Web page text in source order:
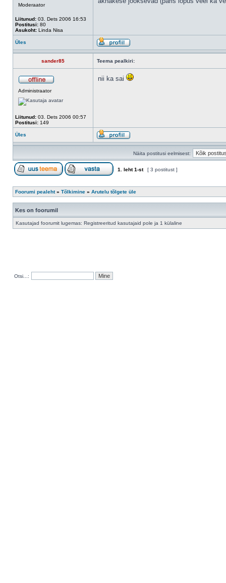
Moderaator
Liitunud: 03. Dets 2006 16:53
Postitusi: 80
Asukoht: Linda Nisa
Üles
sander85 Teema pealkiri:
Administraator
Liitunud: 03. Dets 2006 00:57
Postitusi: 149
nii ka sai
Üles
Näita postitusi eelmisest:
1 . leht1-st [ 3 postitust ]
Foorumi pealeht» Tõlkimine » Arutelu tõlgete üle
Kes on foorumil
Kasutajad foorumit lugemas: Registreeritud kasutajaid pole ja 1 külaline
Otsi...: